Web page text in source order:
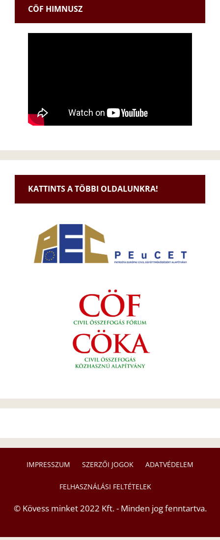
CÖF HIMNUSZ
KATTINTS A TÖBBI OLDALUNKRA!
IMPRESSZUM SZERZŐI JOGOK ADATVÉDELEM
FELHASZNÁLÁSI FELTÉTELEK
© Kövess minket 2022 Kft. - Minden jog fenntartva.